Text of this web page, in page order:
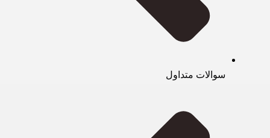
سوالات متداول